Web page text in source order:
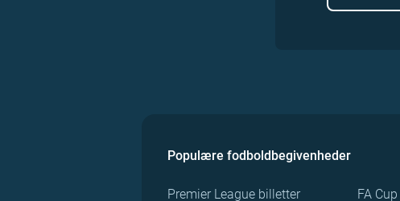
Populære fodboldbegivenheder
Premier League billetter
FA